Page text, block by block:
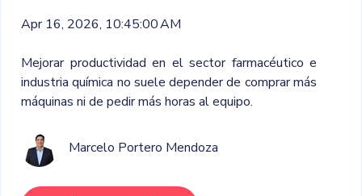
Apr 16, 2026, 10:45:00 AM
Mejorar productividad en el sector farmacéutico e
industria química no suele depender de comprar más
máquinas ni de pedir más horas al equipo.
Marcelo Portero Mendoza